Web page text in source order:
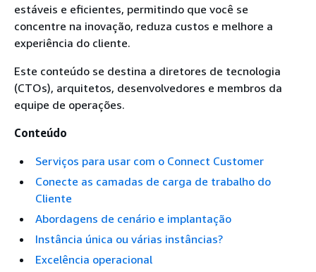
estáveis e eficientes, permitindo que você se
concentre na inovação, reduza custos e melhore a
experiência do cliente.
Este conteúdo se destina a diretores de tecnologia
(CTOs), arquitetos, desenvolvedores e membros da
equipe de operações.
Conteúdo
Serviços para usar com o Connect Customer
Conecte as camadas de carga de trabalho do
Cliente
Abordagens de cenário e implantação
Instância única ou várias instâncias?
Excelência operacional